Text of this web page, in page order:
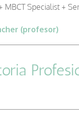
+ MBCT Specialist +
(profesor)